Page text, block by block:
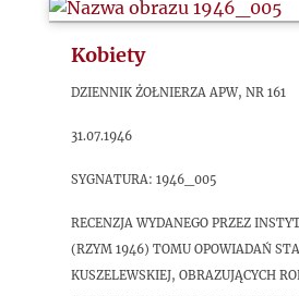
Kobiety
Dziennik Żołnierza APW, nr 161
31.07.1946
sygnatura: 1946_005
Recenzja wydanego przez
(Rzym 1946) tomu opowiadań
Kuszelewskiej, obrazujących